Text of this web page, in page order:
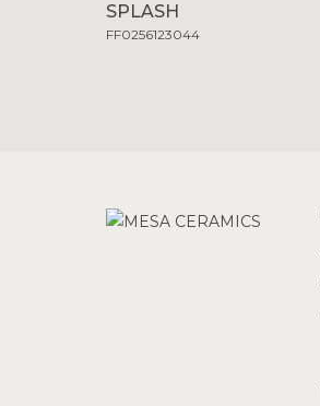
SPLASH
FF0256123044